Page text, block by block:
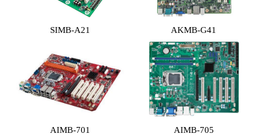
SIMB-A21 AKMB-G41
AIMB-701 AIMB-705